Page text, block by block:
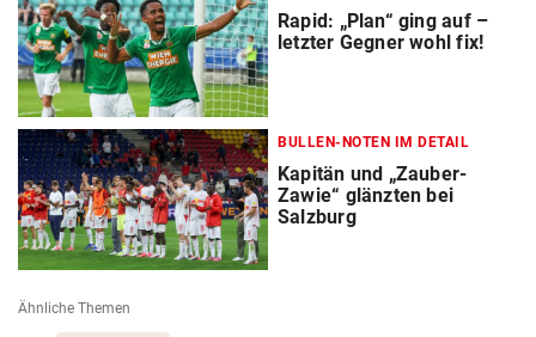
Rapid: „Plan“ ging auf –
letzter Gegner wohl fix!
BULLEN-NOTEN IM DETAIL
Kapitän und „Zauber-
Zawie“ glänzten bei
Salzburg
Ähnliche Themen